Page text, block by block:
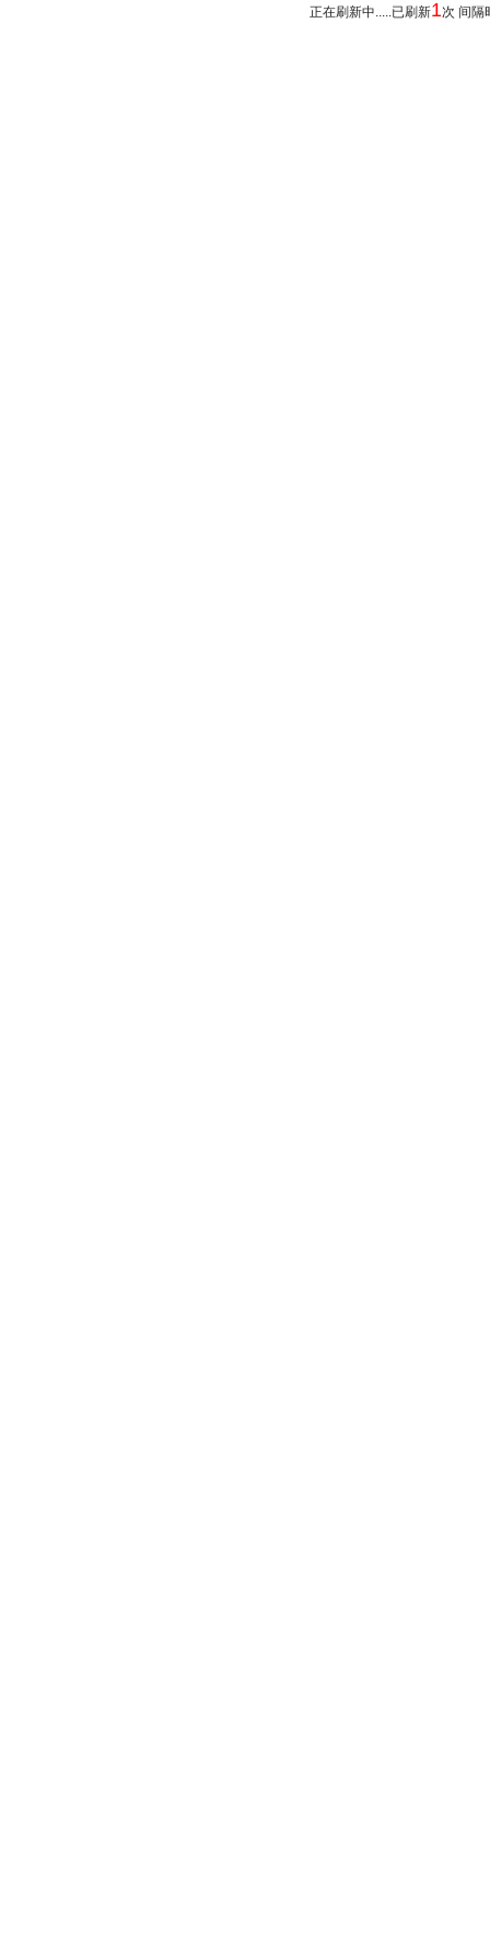
正在刷新中.....已刷新1次 间隔